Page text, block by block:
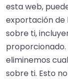
esta web,
exportación de
sobre ti,
proporcionado.
eliminemos
sobre ti. Esto